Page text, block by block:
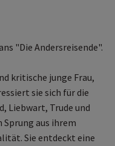
"Die Andersreisende".
kritische junge Frau,
sie sich für die
Liebwart, Trude und
aus ihrem
Sie entdeckt eine